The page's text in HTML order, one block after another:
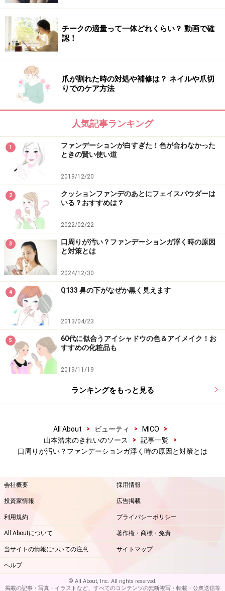
イク悩みを解決
ファンデが溜まりやすい目尻のシワのメイク直しのコツ
※記事内容は執筆時点のものです。最新の内容をご確認くださ
※個人の体質、また、誤った方法による実践に起因して肌荒れや
不調を引き起こす場合があります。実践の際には、必ず自身の体
質及び健康状態を十分に考慮し、正しい方法で行ってください。
また、全ての方への有効性を保証するものではありません。
チークの適量って一体どれくらい？ 動画で確
認！
爪が割れた時の対処や補修は？ ネイルや爪切
りでのケア方法
人気記事ランキング
1
ファンデーションが白すぎた！色が合わなかった
ときの賢い使い道
2019/12/20
2
クッションファンデのあとにフェイスパウダーは
いる？おすすめは？
2022/02/22
3
口周りが汚い？ファンデーションガ浮く時の原因
と対策とは
2024/12/30
4 Q133 鼻の下がなぜか黒く見えます
2013/04/23
5
60代に似合うアイシャドウの色＆アイメイク！お
すすめの化粧品も
2019/11/19
ランキングをもっと見る
All About > ビューティ > MICO
>
山本浩未のきれいのソース
> 記事一覧
>
口周りが汚い？ファンデーションガ浮く時の原因と対策とは
会社概要 採用情報
投資家情報 広告掲載
利用規約 プライバシーポリシー
All Aboutについて 著作権・商標・免責
当サイトの情報についての注意 サイトマップ
ヘルプ
© All About, Inc. All rights reserved.
掲載の記事・写真・イラストなど、すべてのコンテンツの無断複写・転載・公衆送信等